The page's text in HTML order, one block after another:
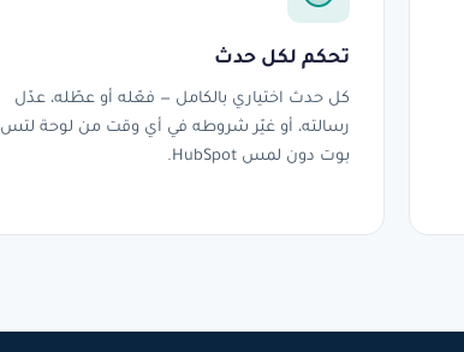
تحكم لكل حدث
كل حدث اختياري بالكامل — فعّله أو عطّله، عدّل
رسالته، أو غيّر شروطه في أي وقت من لوحة لتس
بوت دون لمس HubSpot.